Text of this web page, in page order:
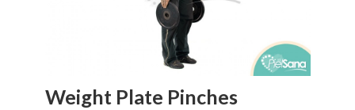
Weight Plate Pinches